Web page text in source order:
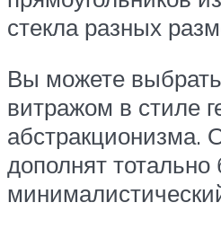
стекла разных
Вы можете
витражом в стиле
абстракционизма.
дополнят